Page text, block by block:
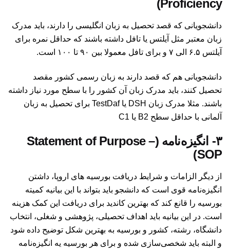
Proficiency)
دانشجویانی که قصد تحصیل به زبان انگلیسی را دارند، باید مدرک
زبان معتبر مثل آیلتس یا تافل داشته باشند که حداقل نمره برای
آیلتس ۶.۵ الی ۷ و برای تافل معمولا بین ۹۰ تا ۱۰۰ است.
دانشجویانی هم که قصد دارند به زبان رسمی کشور مقصد
تحصیل کنند، باید مدرک زبان آن کشور را با سطح مورد نیاز داشته
باشند. مثلا مدرک زبان DSH یا TestDaf برای تحصیل به زبان
آلمانی با حداقل سطح B2 یا C1
۳- انگیزه‌نامه (Statement of Purpose –
SOP)
از دیگر الزامات و شرایط دریافت بورسیه های اروپا، داشتن
انگیزه‌نامه قوی است که دانشجو باید بتواند با این بیانیه کمیته
بورسیه را قانع کند که بهترین کاندید برای دریافت این کمک هزینه
است. در این بیانیه باید اهداف تحصیلی، پژوهشی و شغلی، انتخاب
دانشگاه، رشته، کشور و بورسیه به بهترین شکل توضیح داده شود
و البته باید شخصی‌سازی شده و برای هر بورسیه یه انگیزه‌نامه